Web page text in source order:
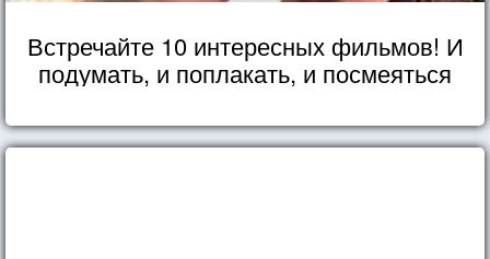
Встречайте 10 интересных фильмов! И
подумать, и поплакать, и посмеяться